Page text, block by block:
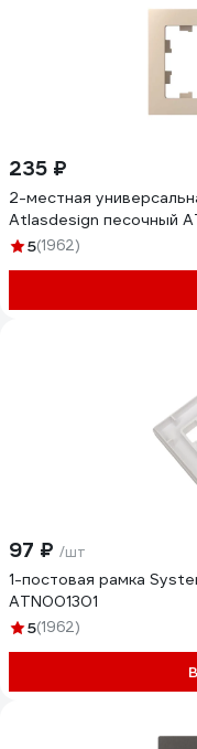
235 ₽
2-местная
Atlasdesign песочный
5(1962)
97 ₽ /шт
1-постовая рамка
ATN001301
5(1962)